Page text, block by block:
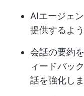
AIエージェ
提供するよ
会話の要約
ィードバッ
話を強化しま